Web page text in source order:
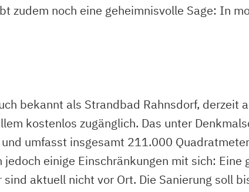
zudem noch eine geheimnisvolle Sage: In
bekannt als Strandbad Rahnsdorf, derzeit
kostenlos zugänglich. Das unter
umfasst insgesamt 211.000
einige Einschränkungen mit sich:
aktuell nicht vor Ort. Die Sanierung soll